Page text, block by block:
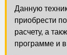
Данную
приобрести
расчету, а
программе и